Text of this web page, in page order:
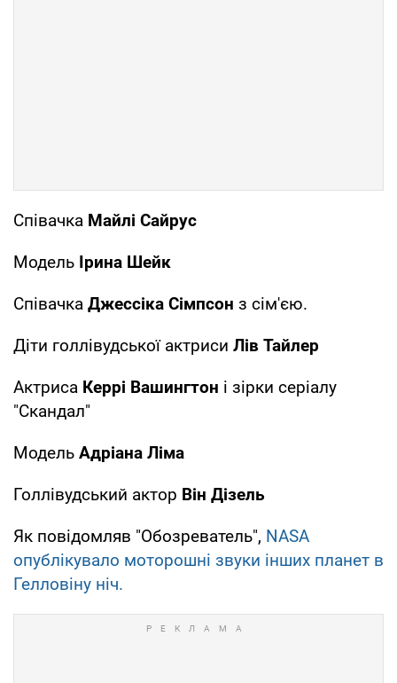
Співачка Майлі Сайрус
Модель Ірина Шейк
Співачка Джессіка Сімпсон з сім'єю.
Діти голлівудської актриси Лів Тайлер
Актриса Керрі Вашингтон і зірки серіалу
"Скандал"
Модель Адріана Ліма
Голлівудський актор Він Дізель
Як повідомляв "Обозреватель", NASA
опублікувало моторошні звуки інших планет в
Гелловіну ніч.